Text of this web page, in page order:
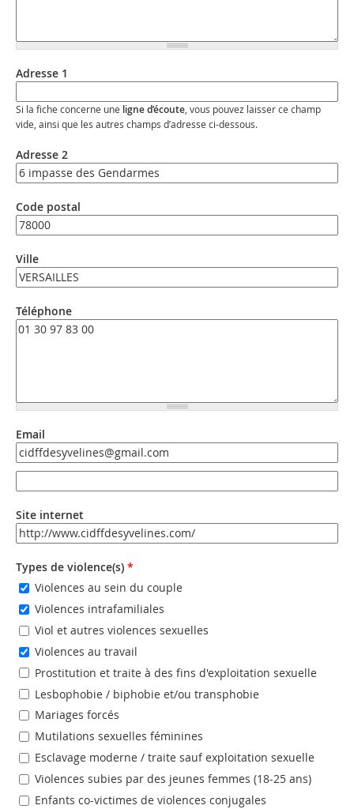
Adresse 1
Si la fiche concerne une ligne d’écoute , vous pouvez laisser ce champ
vide, ainsi que les autres champs d’adresse ci-dessous.
Adresse 2
Code postal
Ville
Téléphone
Email
Email
Site internet
URL
Types de violence(s) *
Violences au sein du couple
Violences intrafamiliales
Viol et autres violences sexuelles
Violences au travail
Prostitution et traite à des fins d'exploitation sexuelle
Lesbophobie / biphobie et/ou transphobie
Mariages forcés
Mutilations sexuelles féminines
Esclavage moderne / traite sauf exploitation sexuelle
Violences subies par des jeunes femmes (18-25 ans)
Enfants co-victimes de violences conjugales